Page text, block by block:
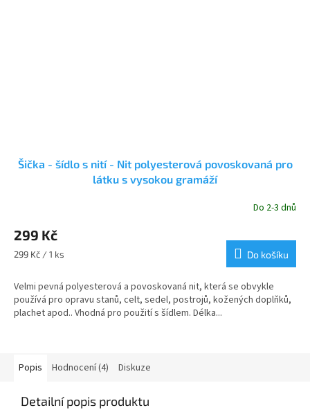
Šička - šídlo s nití - Nit polyesterová povoskovaná pro
látku s vysokou gramáží
Do 2-3 dnů
299 Kč
Měrná
299 Kč / 1 ks Do košíku
Velmi pevná polyesterová a povoskovaná nit, která se obvykle
používá pro opravu stanů, celt, sedel, postrojů, kožených doplňků,
plachet apod.. Vhodná pro použití s šídlem. Délka...
Popis Hodnocení (4) Diskuze
Detailní popis produktu